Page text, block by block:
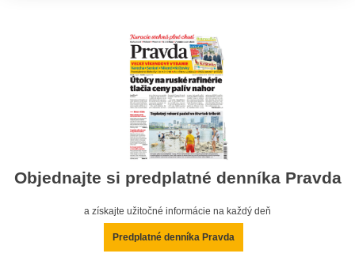
Objednajte si predplatné denníka Pravda
a získajte užitočné informácie na každý deň
Predplatné denníka Pravda